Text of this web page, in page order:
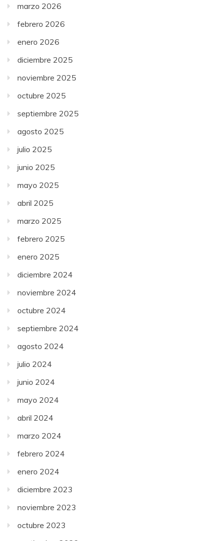
marzo 2026
febrero 2026
enero 2026
diciembre 2025
noviembre 2025
octubre 2025
septiembre 2025
agosto 2025
julio 2025
junio 2025
mayo 2025
abril 2025
marzo 2025
febrero 2025
enero 2025
diciembre 2024
noviembre 2024
octubre 2024
septiembre 2024
agosto 2024
julio 2024
junio 2024
mayo 2024
abril 2024
marzo 2024
febrero 2024
enero 2024
diciembre 2023
noviembre 2023
octubre 2023